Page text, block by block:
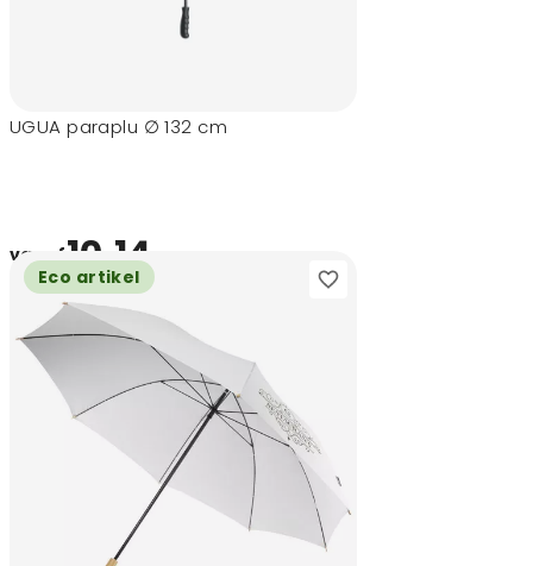
UGUA paraplu ∅ 132 cm
vanaf10,14
Eco artikel